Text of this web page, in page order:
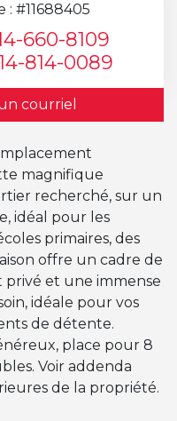
: #11688405
660-8109
814-0089
courriel
magnifique
recherché, sur un
idéal pour les
primaires, des
offre un cadre de
privé et une immense
idéale pour vos
de détente.
place pour 8
Voir addenda
de la propriété.